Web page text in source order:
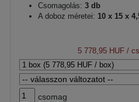
Csomagolás: 3 db
A doboz méretei: 10 x 15 x
5 778,95 HUF /
csomag